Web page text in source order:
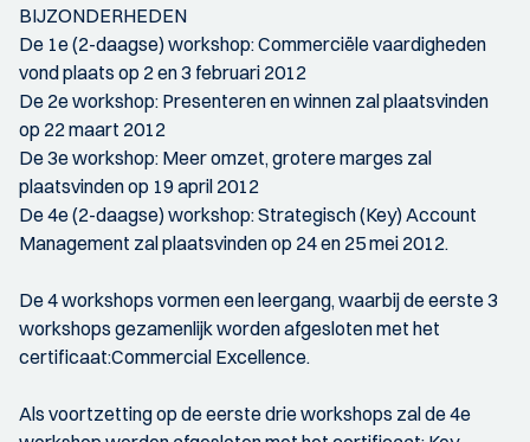
BIJZONDERHEDEN
De 1e (2-daagse) workshop: Commerciële vaardigheden
vond plaats op 2 en 3 februari 2012
De 2e workshop: Presenteren en winnen zal plaatsvinden
op 22 maart 2012
De 3e workshop: Meer omzet, grotere marges zal
plaatsvinden op 19 april 2012
De 4e (2-daagse) workshop: Strategisch (Key) Account
Management zal plaatsvinden op 24 en 25 mei 2012.
De 4 workshops vormen een leergang, waarbij de eerste 3
workshops gezamenlijk worden afgesloten met het
certificaat:Commercial Excellence.
Als voortzetting op de eerste drie workshops zal de 4e